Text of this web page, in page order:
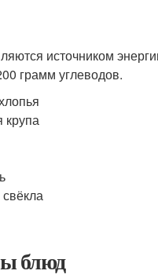
источником
грамм углеводов.
крупа
блюд